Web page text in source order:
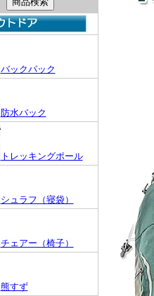
バックパック
防水バック
トレッキングポール
シュラフ（寝袋）
チェアー（椅子）
熊すず